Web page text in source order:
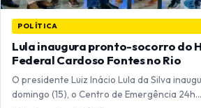
POLÍTICA
Lula inaugura pronto-socorro do
Federal Cardoso Fontes no Rio
O presidente Luiz Inácio Lula da Silva
domingo (15), o Centro de Emergência 24h…